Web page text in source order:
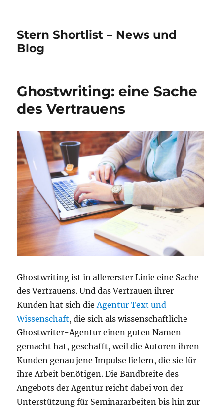
Stern Shortlist – News und
Blog
Ghostwriting: eine Sache
des Vertrauens
Ghostwriting ist in allererster Linie eine Sache
des Vertrauens. Und das Vertrauen ihrer
Kunden hat sich die Agentur Text und
Wissenschaft, die sich als wissenschaftliche
Ghostwriter-Agentur einen guten Namen
gemacht hat, geschafft, weil die Autoren ihren
Kunden genau jene Impulse liefern, die sie für
ihre Arbeit benötigen. Die Bandbreite des
Angebots der Agentur reicht dabei von der
Unterstützung für Seminararbeiten bis hin zur